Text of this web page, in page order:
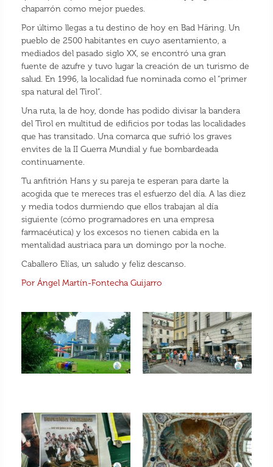
chaparrón como mejor puedes.
Por último llegas a tu destino de hoy en Bad Häring. Un
pueblo de 2500 habitantes en cuyo asentamiento, a
mediados del pasado siglo XX, se encontró una gran
fuente de azufre y tuvo lugar la creación de un turismo de
salud. En 1996, la localidad fue nominada como el “primer
spa natural del Tirol”.
Una ruta, la de hoy, donde has podido divisar la bandera
del Tirol en multitud de edificios por todas las localidades
que has transitado. Una comarca que sufrió los graves
envites de la II Guerra Mundial y fue bombardeada
continuamente.
Tu anfitrión Hans y su pareja te esperan para darte la
acogida que te mereces tras el esfuerzo del día. A las diez
y media todos durmiendo que ellos trabajan al día
siguiente (cómo programadores en una empresa
farmacéutica) y los excesos no tienen cabida en la
mentalidad austriaca para un domingo por la noche.
Caballero Elías, un saludo y feliz descanso.
Por Ángel Martín-Fontecha Guijarro